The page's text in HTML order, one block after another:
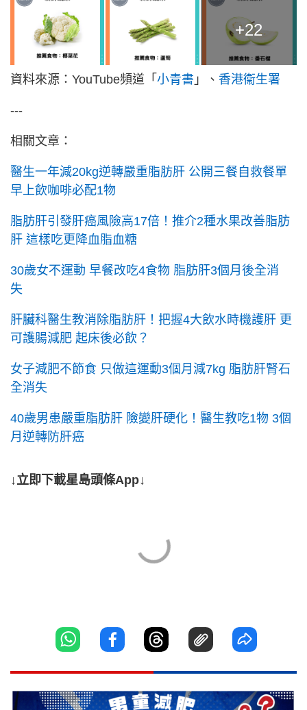
+22
資料來源：YouTube頻道「 小青書 」、 香港衞生署
---
相關文章：
醫生一年減20kg逆轉嚴重脂肪肝 公開三餐自救餐單
早上飲咖啡必配1物
脂肪肝引發肝癌風險高17倍！推介2種水果改善脂肪
肝 這樣吃更降血脂血糖
30歲女不運動 早餐改吃4食物 脂肪肝3個月後全消
失
肝臟科醫生教消除脂肪肝！把握4大飲水時機護肝 更
可護腸減肥 起床後必飲？
女子減肥不節食 只做這運動3個月減7kg 脂肪肝腎石
全消失
40歲男患嚴重脂肪肝 險變肝硬化！醫生教吃1物 3個
月逆轉防肝癌
↓立即下載星島頭條App↓